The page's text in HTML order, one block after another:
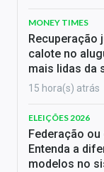
MONEY TIMES
Recuperação
calote no
mais lidas da
15 hora(s) atrás
ELEIÇÕES 2026
Federação
Entenda a
modelos no